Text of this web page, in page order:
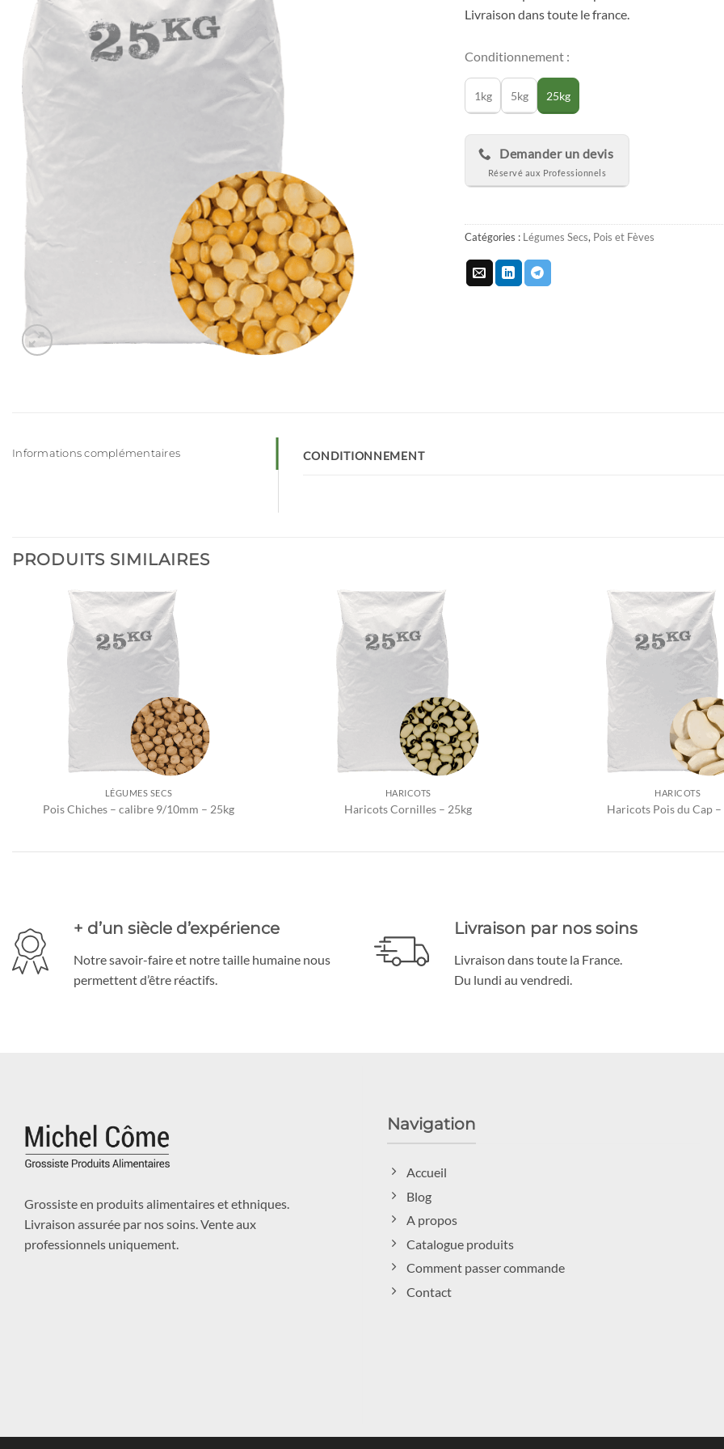
Livraison dans toute le france.
Conditionnement :
1kg 5kg 25kg
Demander un devis
Catégories : Légumes Secs, Pois et Fèves
Informations complémentaires CONDITIONNEMENT
PRODUITS SIMILAIRES
LÉGUMES SECS
Pois Chiches – calibre 9/10mm – 25kg
HARICOTS
Haricots Cornilles – 25kg
HARICOTS
Haricots Pois du Cap –
+ d’un siècle d’expérience
Notre savoir-faire et notre taille humaine nous
permettent d’être réactifs.
Livraison par nos soins
Livraison dans toute la France.
Du lundi au vendredi.
Grossiste en produits alimentaires et ethniques.
Livraison assurée par nos soins. Vente aux
professionnels uniquement.
Navigation
Accueil
Blog
A propos
Catalogue produits
Comment passer commande
Contact